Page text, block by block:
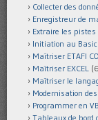
Collecter des
Enregistreur de
Extraire les pistes
Initiation au Basic
Maîtriser ETAFI
Maîtriser EXCEL
Maîtriser le
Modernisation
Programmer en
Tableaux de bord